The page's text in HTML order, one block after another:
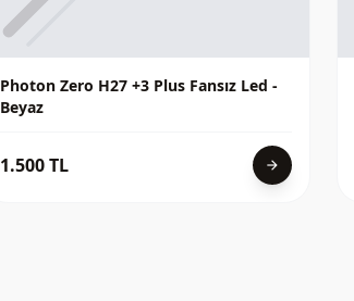
Photon Zero H27 +3 Plus Fansız Led -
Beyaz
1.500 TL arrow_forward